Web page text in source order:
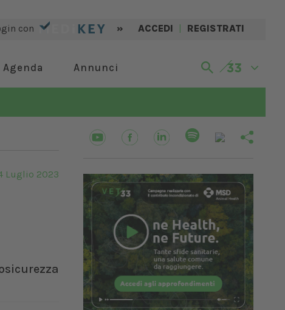
con » ACCEDI | REGISTRATI
Agenda Annunci
Luglio 2023